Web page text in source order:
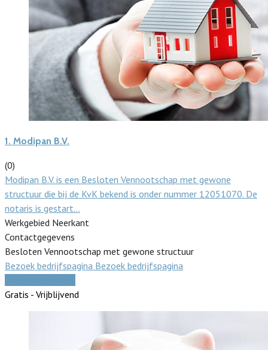
1. Modipan B.V.
(0)
Modipan B.V. is een Besloten Vennootschap met gewone
structuur die bij de KvK bekend is onder nummer 12051070. De
notaris is gestart…
Werkgebied Neerkant
Contactgegevens
Besloten Vennootschap met gewone structuur
Bezoek bedrijfspagina Bezoek bedrijfspagina
Gratis - Vrijblijvend